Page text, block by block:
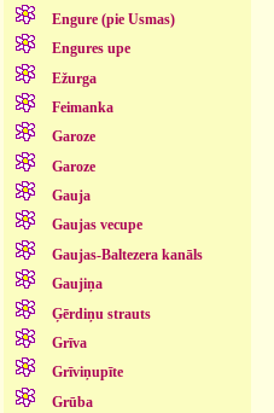
Engure (pie Usmas)
Engures upe
Ežurga
Feimanka
Garoze
Garoze
Gauja
Gaujas vecupe
Gaujas-Baltezera kanāls
Gaujiņa
Ģērdiņu strauts
Grīva
Grīviņupīte
Grūba